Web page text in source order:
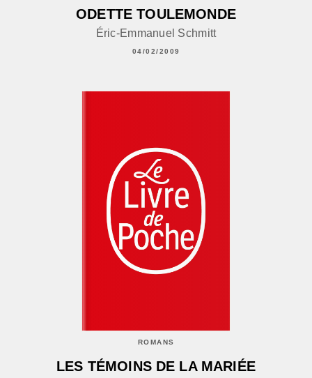
ODETTE TOULEMONDE
Éric-Emmanuel Schmitt
04/02/2009
ROMANS
LES TÉMOINS DE LA MARIÉE